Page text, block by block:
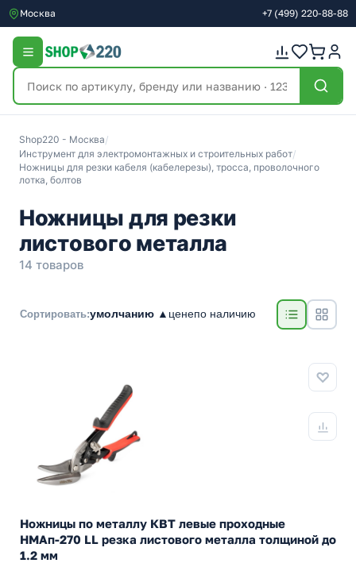
Москва +7 (499) 220-88-88
Shop220 - Москва/
Инструмент для электромонтажных и строительных работ/
Ножницы для резки кабеля (кабелерезы), тросса, проволочного
лотка, болтов
Ножницы для резки
листового металла
14 товаров
Сортировать:умолчанию ▲ ценепо наличию
Ножницы по металлу КВТ левые проходные
НМАп-270 LL резка листового металла толщиной до
1.2 мм